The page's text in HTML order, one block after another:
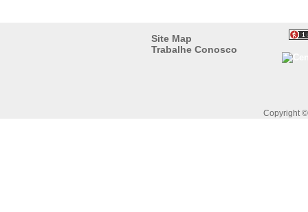
Copyright
Site Map
Trabalhe Conosco